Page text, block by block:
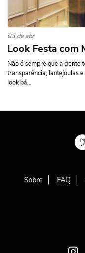
03 de abr
Look Festa com
Não é sempre que a gente
transparência, lantejoulas
look bá...
Sobre FAQ